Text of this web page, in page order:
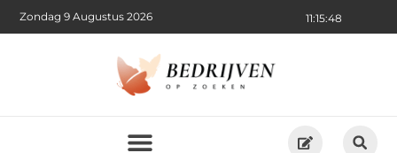
11:15:48
Zondag 9 Augustus 2026